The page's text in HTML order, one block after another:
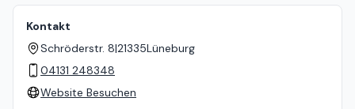
Kontakt
Schröderstr. 8|21335Lüneburg
04131 248348
Website Besuchen